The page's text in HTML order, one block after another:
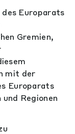
Europarats
Gremien,
mit der
Europarats
Regionen